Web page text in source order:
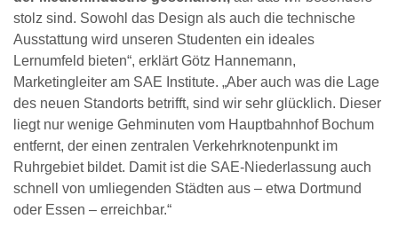
stolz sind. Sowohl das Design als auch die technische
Ausstattung wird unseren Studenten ein ideales
Lernumfeld bieten“, erklärt Götz Hannemann,
Marketingleiter am SAE Institute. „Aber auch was die Lage
des neuen Standorts betrifft, sind wir sehr glücklich. Dieser
liegt nur wenige Gehminuten vom Hauptbahnhof Bochum
entfernt, der einen zentralen Verkehrknotenpunkt im
Ruhrgebiet bildet. Damit ist die SAE-Niederlassung auch
schnell von umliegenden Städten aus – etwa Dortmund
oder Essen – erreichbar.“